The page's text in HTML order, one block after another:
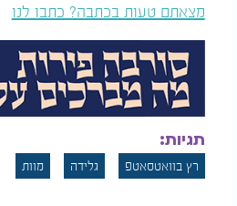
מצאתם טעות בכתבה? כתבו לנו
תגיות:
רץ בוואטסאטפ גלידה מוות